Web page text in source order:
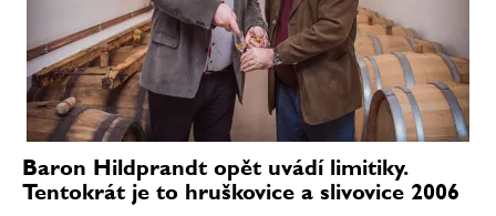
Baron Hildprandt opět uvádí limitiky.
Tentokrát je to hruškovice a slivovice 2006